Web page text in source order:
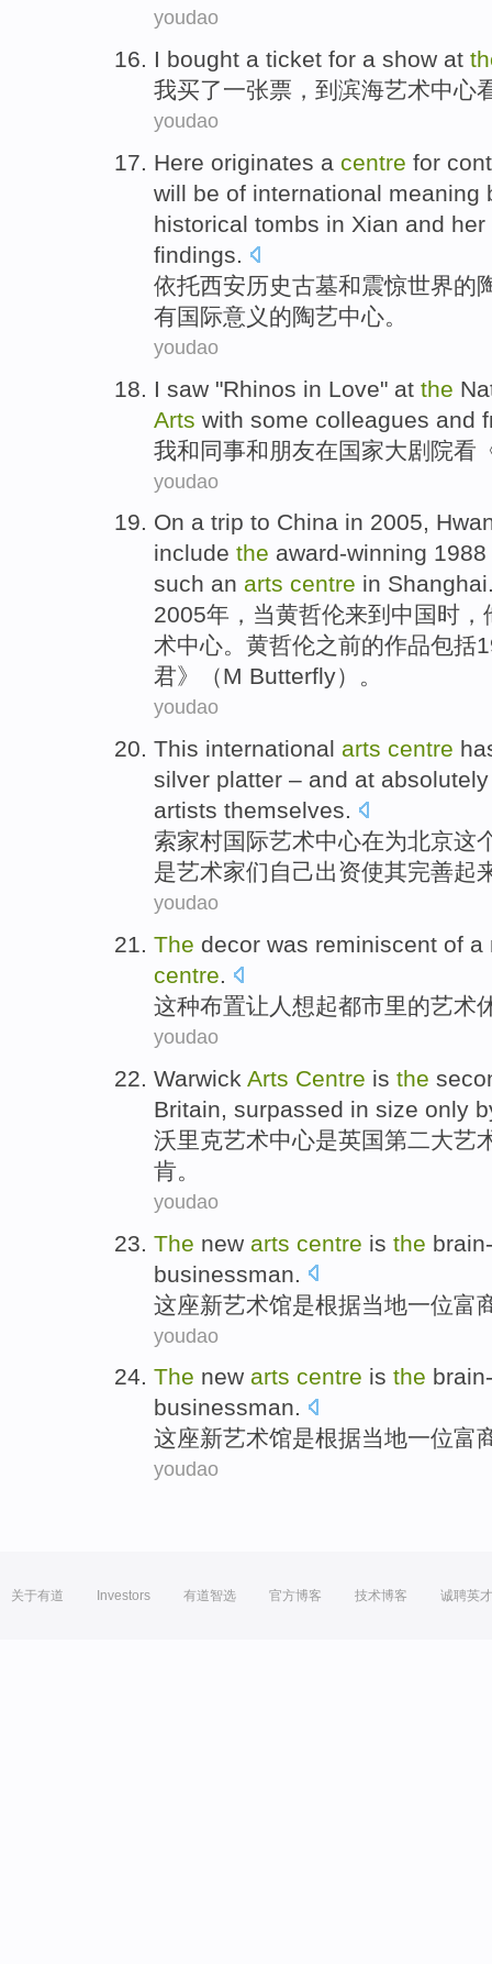
youdao
I bought a ticket for a show at
我买了一张票， 到 滨海艺术中心
youdao
Here originates a centre for
will be of international meaning
historical tombs in Xian and
findings.
依托西安历史古墓和震惊世界的
有国际意义 的陶艺中心。
youdao
I saw "Rhinos in Love" at the
Arts with some colleagues and
我和同事和 朋友在国家大剧院看
youdao
On a trip to China in 2005,
include the award-winning
such an arts centre in Shanghai
2005年，当黄哲伦来到 中国时，
术中心。黄哲伦之前的作品包括
君》（M Butterfly）。
youdao
This international arts centre
silver platter – and at absolutely
artists themselves.
索家村国际艺术中心在为北京这
是艺术家们 自己出资使其完善起
youdao
The decor was reminiscent of a
centre.
这种布置让人 想起都市里的艺术
youdao
Warwick Arts Centre is the
Britain, surpassed in size only
沃里克艺术中心是英国第二大艺
肯。
youdao
The new arts centre is the
businessman.
这座新艺术馆是根据当地一位富
youdao
The new arts centre is the
businessman.
这座新艺术馆是根据当地一位富
youdao
关于有道 Investors 有道智选 官方博客 技术博客 诚聘英才